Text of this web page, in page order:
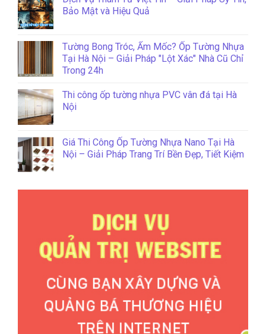
Bảo Mật và Hiệu Quả
Tường Bong Tróc, Ẩm Mốc? Ốp Tường Nhựa
Tại Hà Nội – Giải Pháp "Lột Xác" Nhà Cũ Chỉ
Trong 24h
Thi công ốp tường nhựa PVC vân đá tại Hà
Nội
Giá Thi Công Ốp Tường Nhựa Nano Tại Hà
Nội – Giải Pháp Trang Trí Bền Đẹp, Tiết Kiệm